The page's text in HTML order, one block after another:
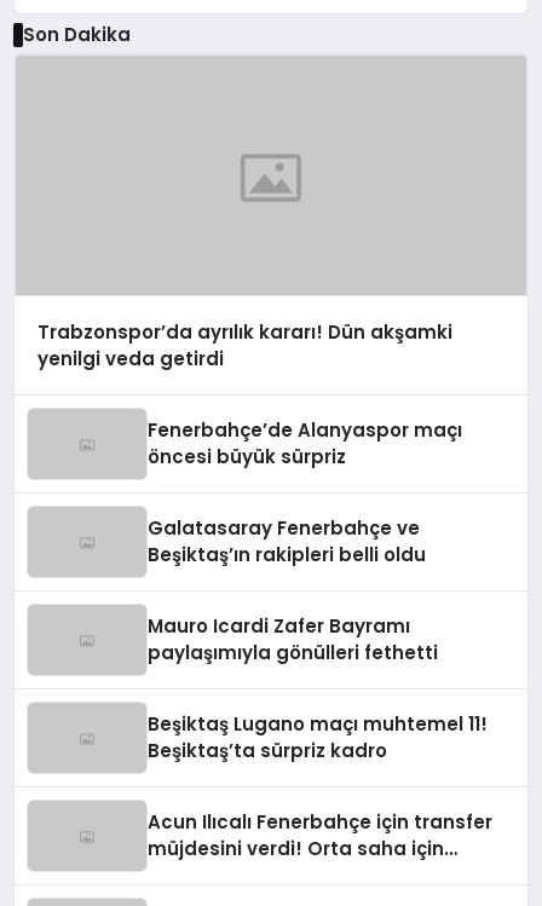
Son Dakika
Trabzonspor’da ayrılık kararı! Dün akşamki
yenilgi veda getirdi
Fenerbahçe’de Alanyaspor maçı
öncesi büyük sürpriz
Galatasaray Fenerbahçe ve
Beşiktaş’ın rakipleri belli oldu
Mauro Icardi Zafer Bayramı
paylaşımıyla gönülleri fethetti
Beşiktaş Lugano maçı muhtemel 11!
Beşiktaş’ta sürpriz kadro
Acun Ilıcalı Fenerbahçe için transfer
müjdesini verdi! Orta saha için